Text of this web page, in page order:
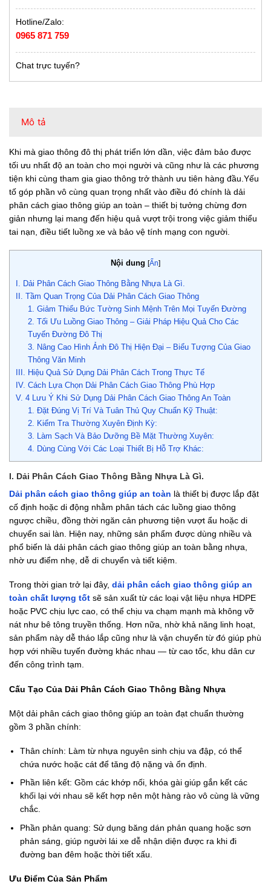
Hotline/Zalo:
0965 871 759
Chat trực tuyến?
Mô tả
Khi mà giao thông đô thị phát triển lớn dần, việc đảm bảo được
tối ưu nhất độ an toàn cho mọi người và cũng như là các phương
tiện khi cùng tham gia giao thông trở thành ưu tiên hàng đầu.Yếu
tố góp phần vô cùng quan trọng nhất vào điều đó chính là dải
phân cách giao thông giúp an toàn – thiết bị tưởng chừng đơn
giản nhưng lại mang đến hiệu quả vượt trội trong việc giảm thiểu
tai nạn, điều tiết luồng xe và bảo vệ tính mạng con người.
Nội dung [Ẩn]
I. Dải Phân Cách Giao Thông Bằng Nhựa Là Gì.
II. Tầm Quan Trọng Của Dải Phân Cách Giao Thông
1. Giảm Thiểu Bức Tường Sinh Mệnh Trên Mọi Tuyến Đường
2. Tối Ưu Luồng Giao Thông – Giải Pháp Hiệu Quả Cho Các
Tuyến Đường Đô Thị
3. Nâng Cao Hình Ảnh Đô Thị Hiện Đại – Biểu Tượng Của Giao
Thông Văn Minh
III. Hiệu Quả Sử Dụng Dải Phân Cách Trong Thực Tế
IV. Cách Lựa Chọn Dải Phân Cách Giao Thông Phù Hợp
V. 4 Lưu Ý Khi Sử Dụng Dải Phân Cách Giao Thông An Toàn
1. Đặt Đúng Vị Trí Và Tuân Thủ Quy Chuẩn Kỹ Thuật:
2. Kiểm Tra Thường Xuyên Định Kỳ:
3. Làm Sạch Và Bảo Dưỡng Bề Mặt Thường Xuyên:
4. Dùng Cùng Với Các Loại Thiết Bị Hỗ Trợ Khác:
I. Dải Phân Cách Giao Thông Bằng Nhựa Là Gì.
Dải phân cách giao thông giúp an toàn là thiết bị được lắp đặt
cố định hoặc di động nhằm phân tách các luồng giao thông
ngược chiều, đồng thời ngăn cản phương tiện vượt ẩu hoặc di
chuyển sai làn. Hiện nay, những sản phẩm được dùng nhiều và
phổ biến là dải phân cách giao thông giúp an toàn bằng nhựa,
nhờ ưu điểm nhẹ, dễ di chuyển và tiết kiệm.
Trong thời gian trở lại đây, dải phân cách giao thông giúp an
toàn chất lượng tốt sẽ sản xuất từ các loại vật liệu nhựa HDPE
hoặc PVC chịu lực cao, có thể chịu va chạm mạnh mà không vỡ
nát như bê tông truyền thống. Hơn nữa, nhờ khả năng linh hoạt,
sản phẩm này dễ tháo lắp cũng như là vận chuyển từ đó giúp phù
hợp với nhiều tuyến đường khác nhau — từ cao tốc, khu dân cư
đến công trình tạm.
Cấu Tạo Của Dải Phân Cách Giao Thông Bằng Nhựa
Một dải phân cách giao thông giúp an toàn đạt chuẩn thường
gồm 3 phần chính:
Thân chính: Làm từ nhựa nguyên sinh chịu va đập, có thể
chứa nước hoặc cát để tăng độ nặng và ổn định.
Phần liên kết: Gồm các khớp nối, khóa gài giúp gắn kết các
khối lại với nhau sẽ kết hợp nên một hàng rào vô cùng là vững
chắc.
Phần phản quang: Sử dụng băng dán phản quang hoặc sơn
phản sáng, giúp người lái xe dễ nhận diện được ra khi đi
đường ban đêm hoặc thời tiết xấu.
Ưu Điểm Của Sản Phẩm